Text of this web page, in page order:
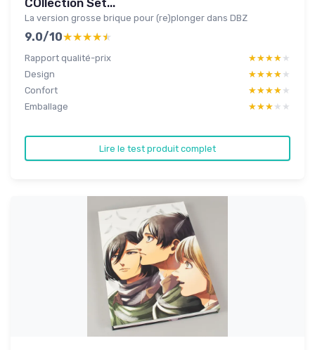
La version grosse brique pour (re)plonger dans DBZ
9.0/10★★★★★
★★★★★
Rapport qualité-prix ★★★★★
★★★★★
Design
★★★★★
★★★★★
Confort
★★★★★
★★★★★
Emballage
★★★★★
★★★★★
Lire le test produit complet